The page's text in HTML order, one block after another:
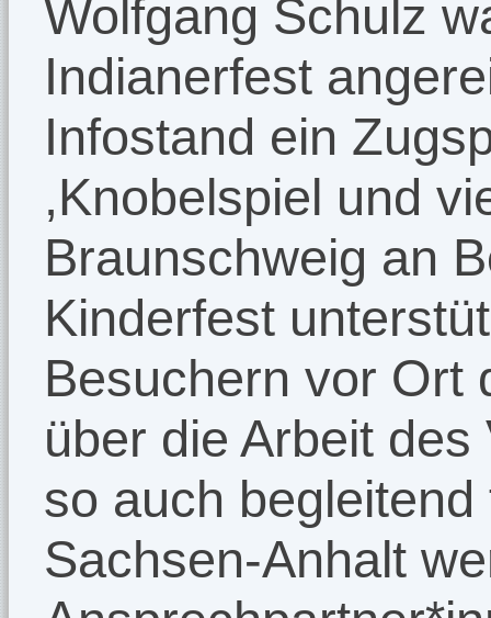
Wolfgang Schulz
Indianerfest
Infostand ein
,Knobelspiel und
Braunschweig an
Kinderfest
Besuchern vor Ort
über die Arbeit
so auch
Sachsen-Anhalt